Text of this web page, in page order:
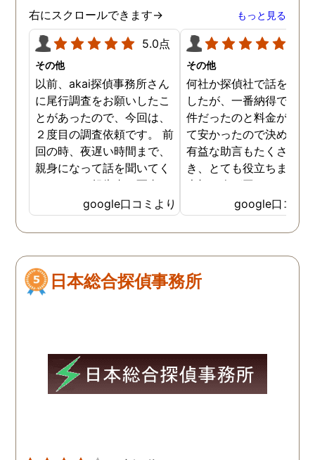
右にスクロールできます→ もっと見る
5.0点
その他
以前、akai探偵事務所さん
に尾行調査をお願いしたこ
とがあったので、今回は、
２度目の調査依頼です。 前
回の時、夜遅い時間まで、
親身になって話を聞いてく
れたのと、報告書の写真
が、場所が悪かったのに、
とても鮮明に写っていたの
で、再度、調査をお願いさ
度、自分でも行動パターン
の把握をしていましたが、
ズでした。 とくに、急なお
願いの時に人員を手配して
頂き、ホテルからの証拠を
後の事についてアドバイス
google口コミより
その他
何社か探偵社で話を聞き
したが、一番納得できる
件だったのと料金が比較
て安かったので決めまし
有益な助言もたくさん頂
き、とても役立ちました
大切な人が困っていたら
番に紹介したいと思える
偵事務所です
google口コミ
日本総合探偵事務所